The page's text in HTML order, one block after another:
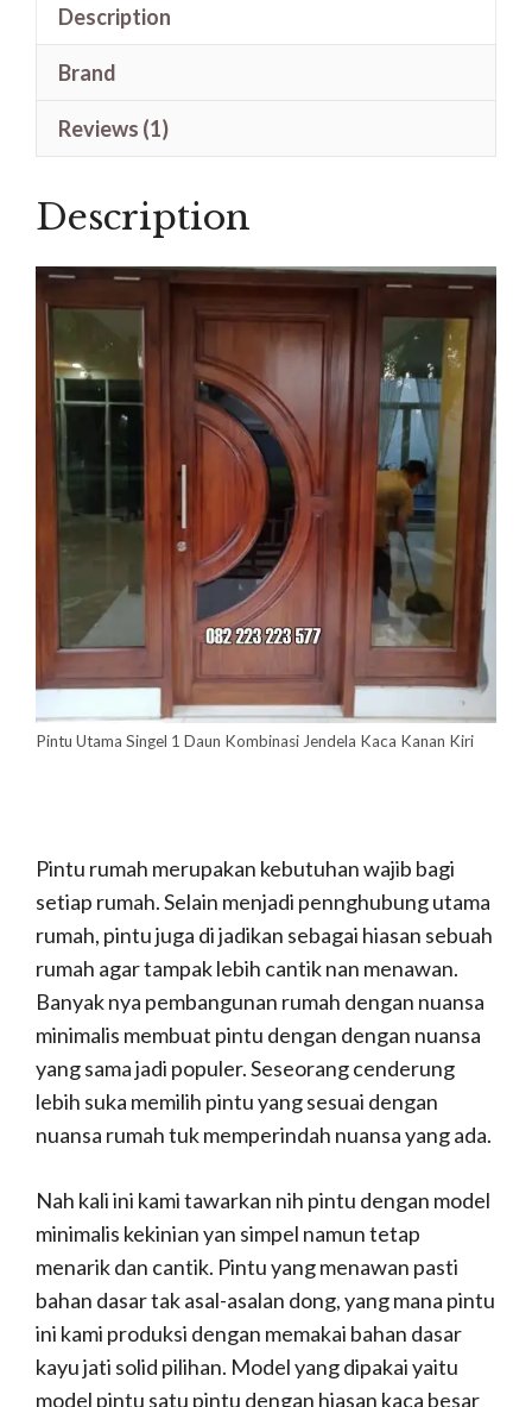
Kanan
quantity
Description
Brand
Reviews (1)
Description
Pintu Utama Singel 1 Daun Kombinasi Jendela Kaca Kanan Kiri
Pintu rumah merupakan kebutuhan wajib bagi
setiap rumah. Selain menjadi pennghubung utama
rumah, pintu juga di jadikan sebagai hiasan sebuah
rumah agar tampak lebih cantik nan menawan.
Banyak nya pembangunan rumah dengan nuansa
minimalis membuat pintu dengan dengan nuansa
yang sama jadi populer. Seseorang cenderung
lebih suka memilih pintu yang sesuai dengan
nuansa rumah tuk memperindah nuansa yang ada.
Nah kali ini kami tawarkan nih pintu dengan model
minimalis kekinian yan simpel namun tetap
menarik dan cantik. Pintu yang menawan pasti
bahan dasar tak asal-asalan dong, yang mana pintu
ini kami produksi dengan memakai bahan dasar
kayu jati solid pilihan. Model yang dipakai yaitu
model pintu satu pintu dengan hiasan kaca besar